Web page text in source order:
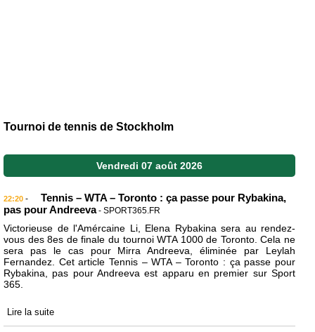
Tournoi de tennis de Stockholm
Vendredi 07 août 2026
22:20 -
Tennis – WTA – Toronto : ça passe pour Rybakina,
pas pour Andreeva - SPORT365.FR
Victorieuse de l'Amércaine Li, Elena Rybakina sera au rendez-
vous des 8es de finale du tournoi WTA 1000 de Toronto. Cela ne
sera pas le cas pour Mirra Andreeva, éliminée par Leylah
Fernandez. Cet article Tennis – WTA – Toronto : ça passe pour
Rybakina, pas pour Andreeva est apparu en premier sur Sport
365.
Lire la suite